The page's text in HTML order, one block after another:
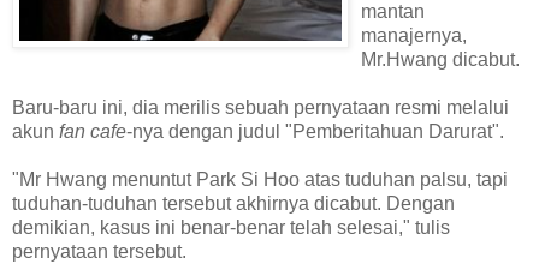
mantan
manajernya,
Mr.Hwang dicabut.
Baru-baru ini, dia merilis sebuah pernyataan resmi melalui
akun fan cafe-nya dengan judul "Pemberitahuan Darurat".
"Mr Hwang menuntut Park Si Hoo atas tuduhan palsu, tapi
tuduhan-tuduhan tersebut akhirnya dicabut. Dengan
demikian, kasus ini benar-benar telah selesai," tulis
pernyataan tersebut.